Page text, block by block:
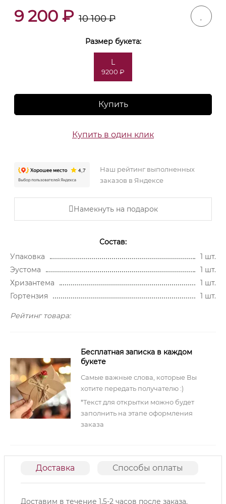
9 200 ₽ 10 100₽
Размер букета:
L
9200 ₽
Купить
Купить в один клик
Наш рейтинг выполненных
заказов в Яндексе
Намекнуть на подарок
Состав:
Упаковка
1 шт.
Эустома
1 шт.
Хризантема
1 шт.
Гортензия
1 шт.
Рейтинг товара:
Бесплатная записка в каждом
букете
Самые важные слова, которые Вы
хотите передать получателю :)
*Текст для открытки можно будет
заполнить на этапе оформления
заказа
Доставка Способы оплаты
Доставим в течение 1,5-2 часов после заказа.